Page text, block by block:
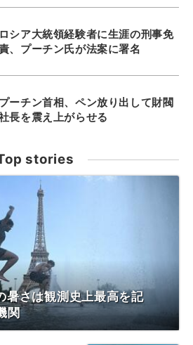
ロシア大統領経験者に生涯の刑事免
、プーチン氏が法案に署名
プーチン首相、ペン放り出して財閥
長を震え上がらせる
stories
暑さは観測史上最高を記
関